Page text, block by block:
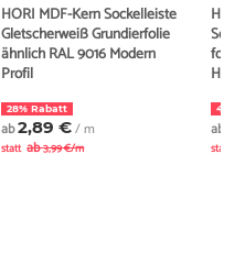
HORI MDF-Kern Sockelleiste
Gletscherweiß Grundierfolie
ähnlich RAL 9016 Modern
Profil
28% Rabatt
ab2,89 €/ m
statt ab3,99 €/m
43%
ab
statt